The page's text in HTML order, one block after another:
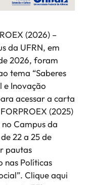
(2026) –
da UFRN, em
2026, foram
tema “Saberes
e Inovação
acessar a carta
(2025)
Campus da
22 a 25 de
pautas
nas Políticas
Clique aqui